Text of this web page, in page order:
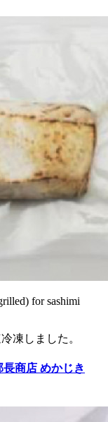
for sashimi
凍しました。
商店 めかじき